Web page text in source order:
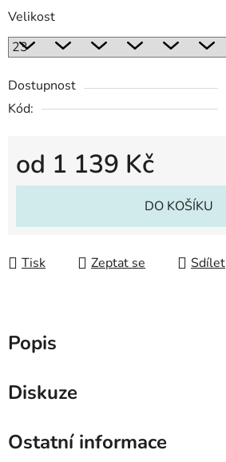
Velikost
Dostupnost
Kód:
od 1 139 Kč
Měrná cena:
DO KOŠÍKU
Tisk Zeptat se Sdílet
Popis
Diskuze
Ostatní informace